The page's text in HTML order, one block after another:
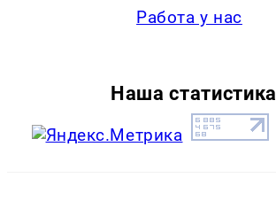
Работа у нас
Наша статистика